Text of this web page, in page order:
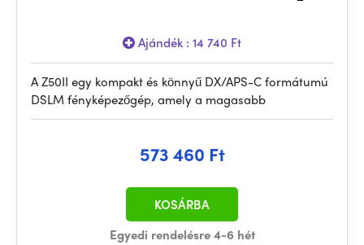
Ajándék : 14 740 Ft
A Z50II egy kompakt és könnyű DX/APS-C formátumú
DSLM fényképezőgép, amely a magasabb
573 460 Ft
Egyedi rendelésre 4-6 hét
KOSÁRBA